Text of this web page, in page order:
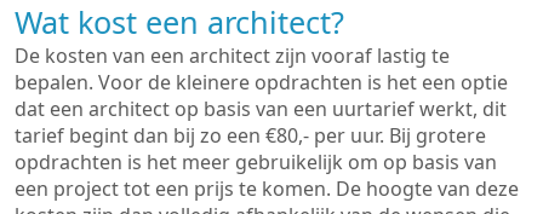
Wat kost een architect?
De kosten van een architect zijn vooraf lastig te
bepalen. Voor de kleinere opdrachten is het een optie
dat een architect op basis van een uurtarief werkt, dit
tarief begint dan bij zo een €80,- per uur. Bij grotere
opdrachten is het meer gebruikelijk om op basis van
een project tot een prijs te komen. De hoogte van deze